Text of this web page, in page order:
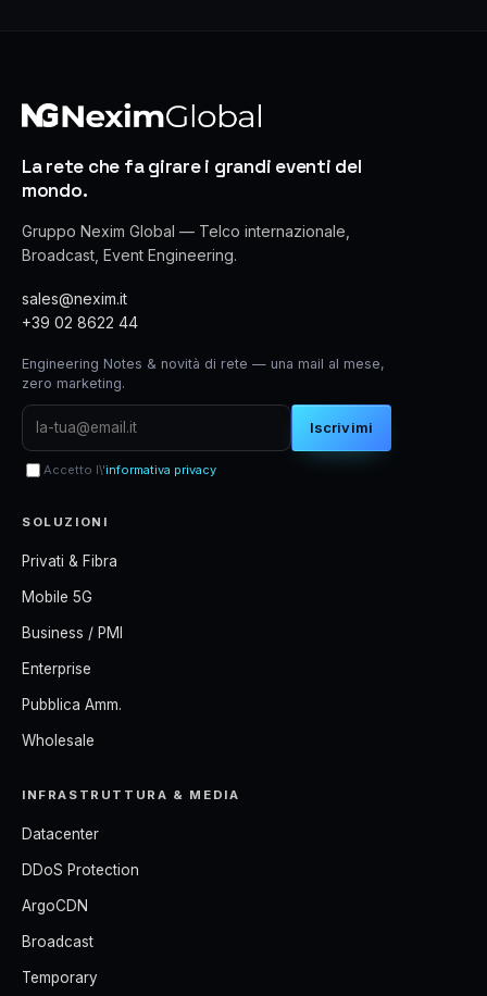
La rete che fa girare i grandi eventi del
mondo.
Gruppo Nexim Global — Telco internazionale,
Broadcast, Event Engineering.
sales@nexim.it
+39 02 8622 44
Engineering Notes & novità di rete — una mail al mese,
zero marketing.
Iscrivimi
Accetto l\'informativa privacy
SOLUZIONI
Privati & Fibra
Mobile 5G
Business / PMI
Enterprise
Pubblica Amm.
Wholesale
INFRASTRUTTURA & MEDIA
Datacenter
DDoS Protection
ArgoCDN
Broadcast
Temporary